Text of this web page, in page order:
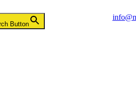
Button